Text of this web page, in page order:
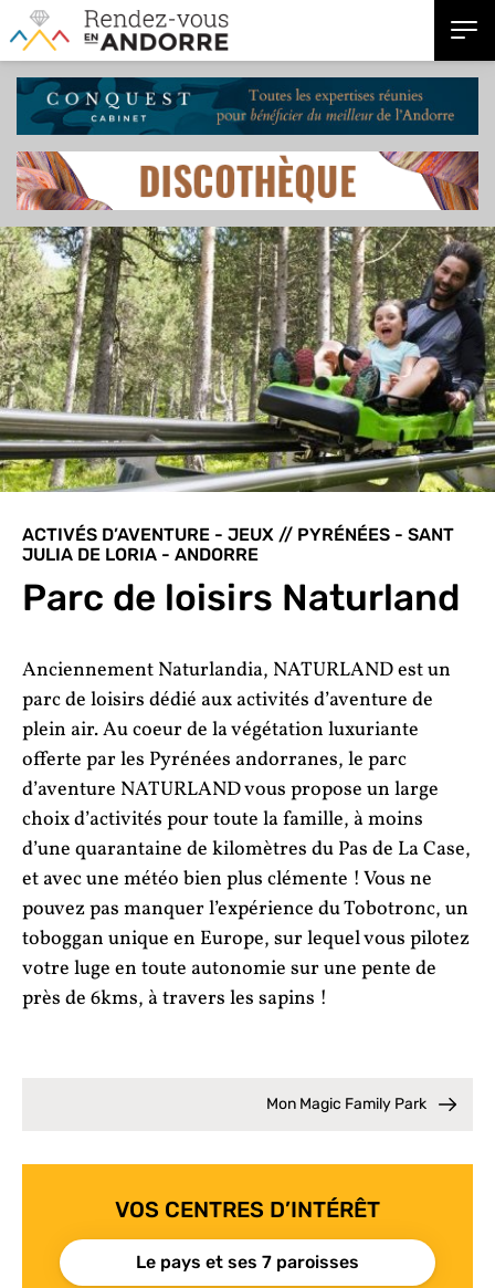
ACTIVÉS D’AVENTURE - JEUX // PYRÉNÉES - SANT
JULIA DE LORIA - ANDORRE
Parc de loisirs Naturland
Anciennement Naturlandia, NATURLAND est un
parc de loisirs dédié aux activités d’aventure de
plein air. Au coeur de la végétation luxuriante
offerte par les Pyrénées andorranes, le parc
d’aventure NATURLAND vous propose un large
choix d’activités pour toute la famille, à moins
d’une quarantaine de kilomètres du Pas de La Case,
et avec une météo bien plus clémente ! Vous ne
pouvez pas manquer l’expérience du Tobotronc, un
toboggan unique en Europe, sur lequel vous pilotez
votre luge en toute autonomie sur une pente de
près de 6kms, à travers les sapins !
Mon Magic Family Park
VOS CENTRES D’INTÉRÊT
Le pays et ses 7 paroisses